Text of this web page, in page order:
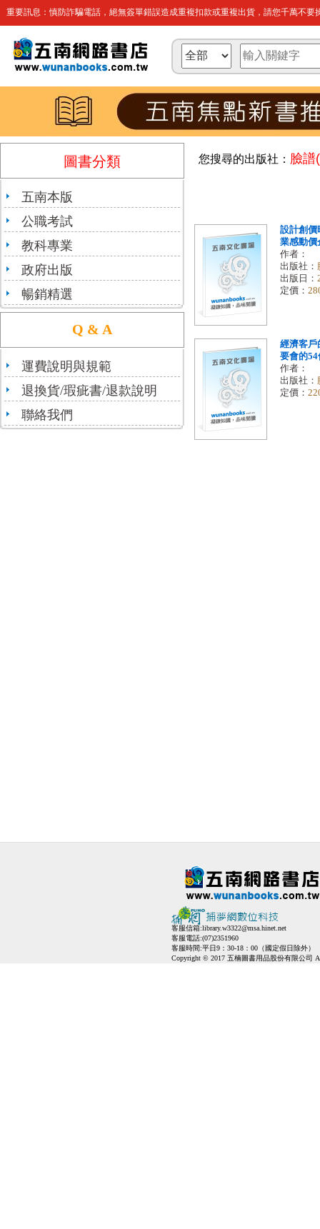
重要訊息：慎防詐騙電話，絕無簽單錯誤造成重複扣款或重複出貨，請您千萬不要
圖書分類
五南本版
公職考試
教科專業
政府出版
暢銷精選
Q & A
運費說明與規範
退換貨/瑕疵書/退款說明
聯絡我們
您搜尋的出版社： 臉譜
設計創價
業感動價
作者：
出版社：
出版日：
定價：
經濟客戶
要會的54
作者：
出版社：
定價：
客服信箱:library.w3322@msa.hinet.net
客服電話:(07)2351960
客服時間:平日9：30-18：00（國定假日除外）
Copyright © 2017 五楠圖書用品股份有限公司